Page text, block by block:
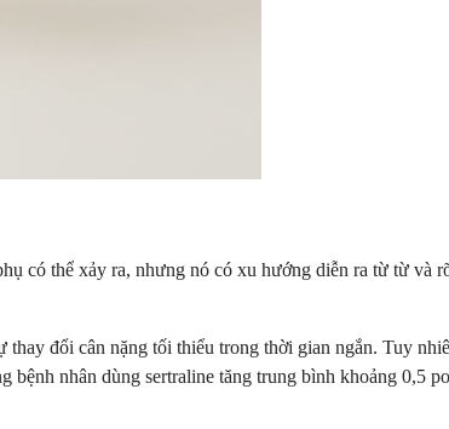
có thể xảy ra, nhưng nó có xu hướng diễn ra từ từ và
đổi cân nặng tối thiểu trong thời gian ngắn. Tuy
bệnh nhân dùng sertraline tăng trung bình khoảng 0,5